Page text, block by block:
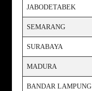
JABODETABEK
SEMARANG
SURABAYA
MADURA
BANDAR LAMPUNG